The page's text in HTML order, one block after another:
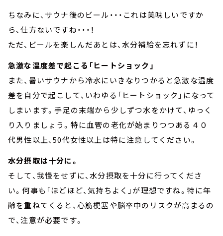
ちなみに、サウナ後のビール・・・これは美味しいですか
ら、仕方ないですね・・・！
ただ、ビールを楽しんだあとは、水分補給を忘れずに！
急激な温度差で起こる「ヒートショック」
また、暑いサウナから冷水にいきなりつかると急激な温度
差を自分で起こして、いわゆる「ヒートショック」になって
しまいます。手足の末端から少しずつ水をかけて、ゆっく
り入りましょう。特に血管の老化が始まりつつある４０
代男性以上、50代女性以上は特に注意してください。
水分摂取は十分に。
そして、我慢をせずに、水分摂取を十分に行ってくださ
い。何事も「ほどほど、気持ちよく」が理想ですね。特に年
齢を重ねてくると、心筋梗塞や脳卒中のリスクが高まるの
で、注意が必要です。